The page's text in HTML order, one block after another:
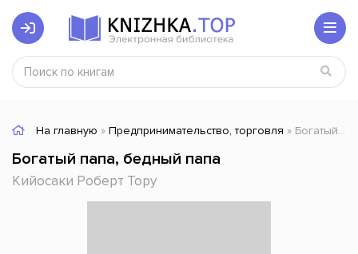
На главную » Предпринимательство, торговля » Богатый папа, бедный папа
Богатый папа, бедный папа
Кийосаки Роберт Тору